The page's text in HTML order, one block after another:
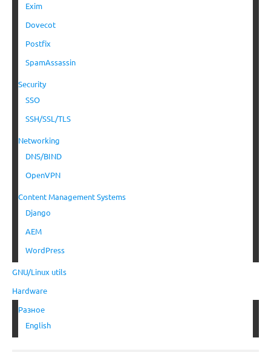
Exim
Dovecot
Postfix
SpamAssassin
Security
SSO
SSH/SSL/TLS
Networking
DNS/BIND
OpenVPN
Content Management Systems
Django
AEM
WordPress
GNU/Linux utils
Hardware
Разное
English